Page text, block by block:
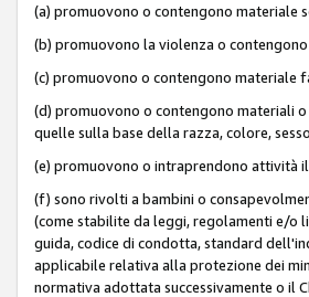
(a) promuovono o contengono materiale
(b) promuovono la violenza o
(c) promuovono o contengono materiale
(d) promuovono o contengono materiali
quelle sulla base della razza, colore,
(e) promuovono o intraprendono attività
(f) sono rivolti a bambini o
(come stabilite da leggi, regolamenti e/o
guida, codice di condotta, standard
applicabile relativa alla protezione dei
normativa adottata successivamente o il